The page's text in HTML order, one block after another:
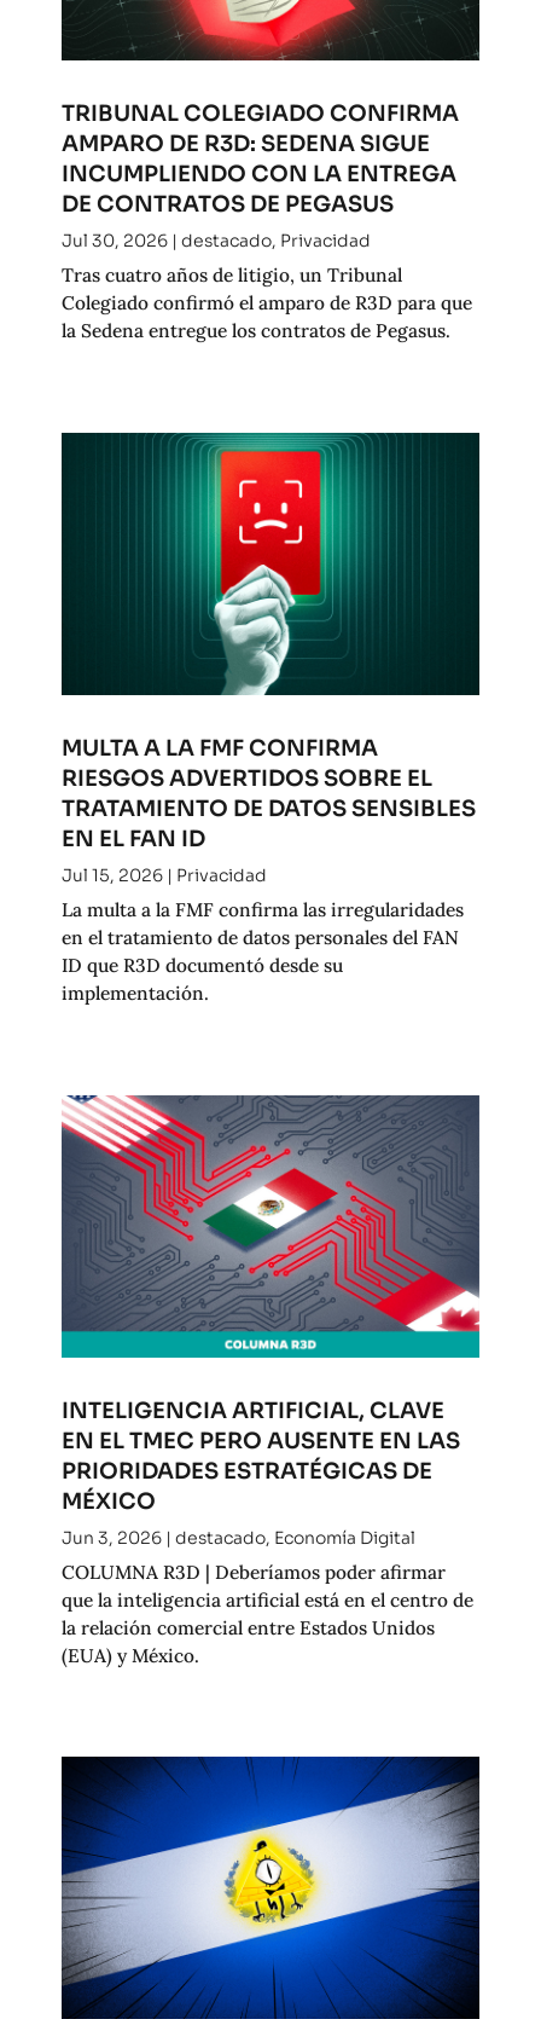
TRIBUNAL COLEGIADO CONFIRMA
AMPARO DE R3D: SEDENA SIGUE
INCUMPLIENDO CON LA ENTREGA
DE CONTRATOS DE PEGASUS
Jul 30, 2026| destacado, Privacidad
Tras cuatro años de litigio, un Tribunal
Colegiado confirmó el amparo de R3D para que
la Sedena entregue los contratos de Pegasus.
MULTA A LA FMF CONFIRMA
RIESGOS ADVERTIDOS SOBRE EL
TRATAMIENTO DE DATOS SENSIBLES
EN EL FAN ID
Jul 15, 2026| Privacidad
La multa a la FMF confirma las irregularidades
en el tratamiento de datos personales del FAN
ID que R3D documentó desde su
implementación.
INTELIGENCIA ARTIFICIAL, CLAVE
EN EL TMEC PERO AUSENTE EN LAS
PRIORIDADES ESTRATÉGICAS DE
MÉXICO
Jun 3, 2026| destacado, Economía Digital
COLUMNA R3D | Deberíamos poder afirmar
que la inteligencia artificial está en el centro de
la relación comercial entre Estados Unidos
(EUA) y México.